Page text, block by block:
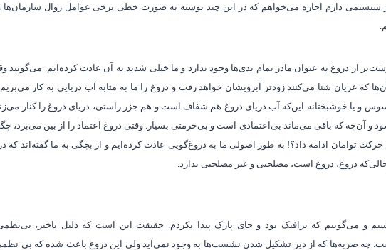
سیستمی دارم اجازه می‌خواهم که در این چند نوشته به صورت خطی برخی عوامل زوال سازمان‌ها
از دروغ به عنوان مادر تمام بدی‌ها وجود ندارد و ما خیلی شدید به آن عادت کرده‌ایم. می‌گویند
که عریان شنا می‌کنند زودتر آبرویشان خواهد رفت و دروغ را ما به مثابه آب دریایی به کار
و یا خوشبختانه این‌که آب دریای دروغ هم شفاف است و هم جزر راستی، دریای دروغ را کنار
و آن‌چه که باقی می‌ماند بی‌اعتمادی است و بی‌حرمتی بسیار. وقتی دروغ اعتماد را از بین می‌برد،
توامان ادامه داد؟! به طور اصولی ما به دروغ‌گویی عادت کرده‌ایم و از بچگی به ما گفته‌اند که
دروغ، دروغ است، مصلحتی و غیر مصلحتی ندارد.
و می‌گوییم که ترافیک بود و جای پارک پیدا نکردم. حقیقت این است که دلیل تاخیر،
چه ضربه‌ها که از دیر تشکیل شدن نشست‌ها به وجود نمی‌آید ولی این دروغ باعث شده که بی